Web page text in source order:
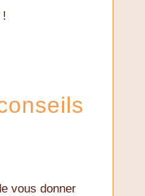
!
vous donner